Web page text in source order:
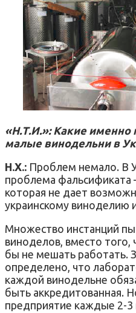
«Н.Т.И.»: Какие
малые винодельни в
Н.Х.: Проблем немало. В
проблема фальсификата
которая не дает
украинскому виноделию
Множество инстанций
виноделов, вместо того,
бы не мешать работать.
определено, что
каждой винодельне
быть аккредитованная.
предприятие каждые 2-3